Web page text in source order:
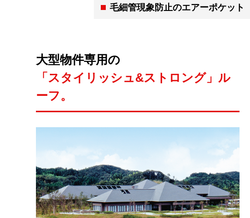
毛細管現象防止のエアーポケット
大型物件専用の
「スタイリッシュ&ストロング」ル
ーフ。